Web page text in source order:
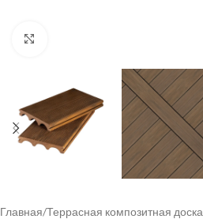
Главная Террасная композитная доска